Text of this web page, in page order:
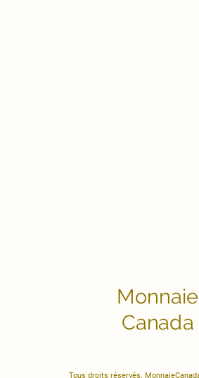
Monnaie
Canada
Tous droits réservés.